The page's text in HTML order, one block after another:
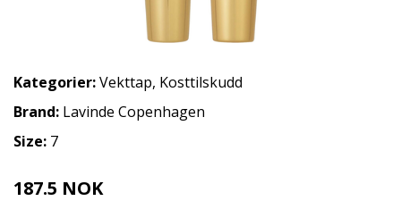
Kategorier:Vekttap, Kosttilskudd
Brand: Lavinde Copenhagen
Size: 7
187.5 NOK